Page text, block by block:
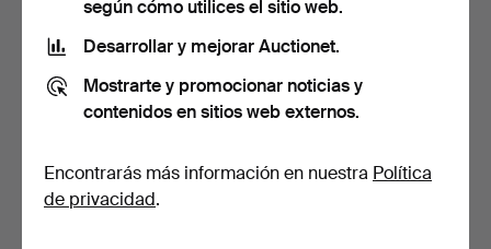
Lote
seleccionado
según cómo utilices el sitio web.
Desarrollar y mejorar Auctionet.
Mostrarte y promocionar noticias y
contenidos en sitios web externos.
Encontrarás más información en nuestra Política
de privacidad.